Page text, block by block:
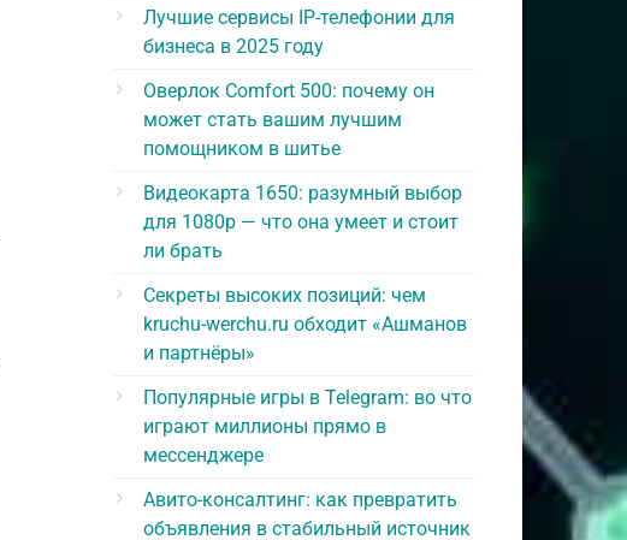
Лучшие сервисы IP-телефонии для
бизнеса в 2025 году
Оверлок Comfort 500: почему он
может стать вашим лучшим
помощником в шитье
Видеокарта 1650: разумный выбор
для 1080p — что она умеет и стоит
ли брать
Секреты высоких позиций: чем
kruchu-werchu.ru обходит «Ашманов
и партнёры»
Популярные игры в Telegram: во что
играют миллионы прямо в
мессенджере
Авито-консалтинг: как превратить
объявления в стабильный источник